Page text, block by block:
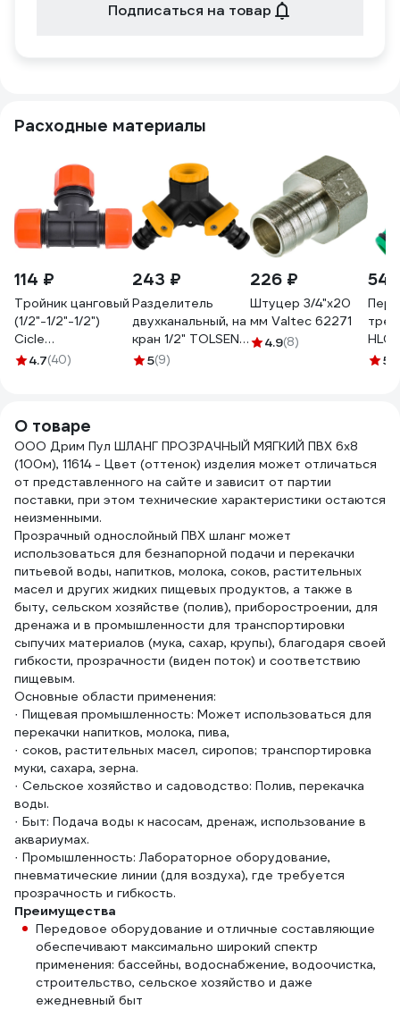
Подписаться на товар
Расходные материалы
114 ₽
Тройник цанговый
(1/2"-1/2"-1/2")
Cicle
4607156364022
4.7(40)
243 ₽
Разделитель
двухканальный, на
кран 1/2" TOLSEN
57116
5(9)
226 ₽
Штуцер 3/4"х20
мм Valtec 62271
4.9(8)
54
5
О товаре
ООО Дрим Пул ШЛАНГ ПРОЗРАЧНЫЙ МЯГКИЙ ПВХ 6x8
(100м), 11614 - Цвет (оттенок) изделия может отличаться
от представленного на сайте и зависит от партии
поставки, при этом технические характеристики остаются
неизменными.
Прозрачный однослойный ПВХ шланг может
использоваться для безнапорной подачи и перекачки
питьевой воды, напитков, молока, соков, растительных
масел и других жидких пищевых продуктов, а также в
быту, сельском хозяйстве (полив), приборостроении, для
дренажа и в промышленности для транспортировки
сыпучих материалов (мука, сахар, крупы), благодаря своей
гибкости, прозрачности (виден поток) и соответствию
пищевым.
Основные области применения:
· Пищевая промышленность: Может использоваться для
перекачки напитков, молока, пива,
· соков, растительных масел, сиропов; транспортировка
муки, сахара, зерна.
· Сельское хозяйство и садоводство: Полив, перекачка
воды.
· Быт: Подача воды к насосам, дренаж, использование в
аквариумах.
· Промышленность: Лабораторное оборудование,
пневматические линии (для воздуха), где требуется
прозрачность и гибкость.
Преимущества
Передовое оборудование и отличные составляющие
обеспечивают максимально широкий спектр
применения: бассейны, водоснабжение, водоочистка,
строительство, сельское хозяйство и даже
ежедневный быт